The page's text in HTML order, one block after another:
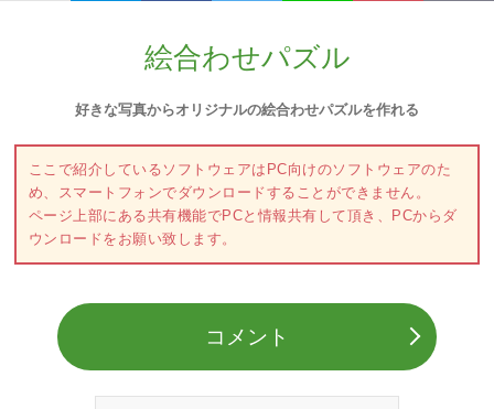
絵合わせパズル
好きな写真からオリジナルの絵合わせパズルを作れる
ここで紹介しているソフトウェアはPC向けのソフトウェアのた
め、スマートフォンでダウンロードすることができません。
ページ上部にある共有機能でPCと情報共有して頂き、PCからダ
ウンロードをお願い致します。
コメント